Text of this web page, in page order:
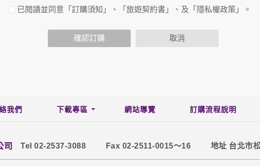
能會請您提供相關個人的資料，其範圍如下：
徑，包括您使用連線設備的 IP 位址、使用時間、使用的瀏覽器、瀏覽及點
網站取得您的姓名、電話、住址、身份證字號、電子郵件、出生日期、
登廣告之廠商，或與連結本網站，也可能蒐集您個人的資料。對於您主
措施不適用本網站隱私權保護政策，本公司不負任何連帶責任。
已閱讀並同意「訂購須知」、「旅遊契約書」、及「隱私權政策」。
確認訂購 取消
我們 下載專區 網站導覽 訂購流程說明
司 Tel 02-2537-3088 Fax 02-2511-0015～16 地址 台北市